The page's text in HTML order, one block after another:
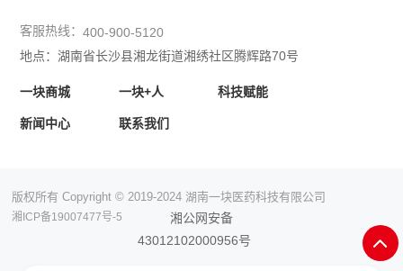
客服热线：400-900-5120
地点：湖南省长沙县湘龙街道湘绣社区腾辉路70号
一块商城 一块+人 科技赋能
新闻中心 联系我们
版权所有 Copyright © 2019-2024 湖南一块医药科技有限公司
湘ICP备19007477号-5
湘公网安备
43012102000956号